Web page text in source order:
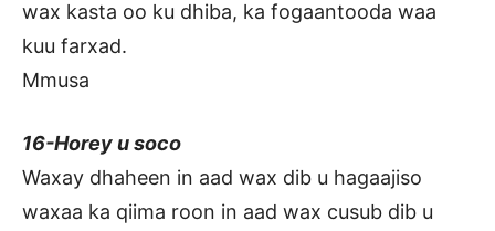
wax kasta oo ku dhiba, ka fogaantooda waa
kuu farxad.
Mmusa
16-Horey u soco
Waxay dhaheen in aad wax dib u hagaajiso
waxaa ka qiima roon in aad wax cusub dib u